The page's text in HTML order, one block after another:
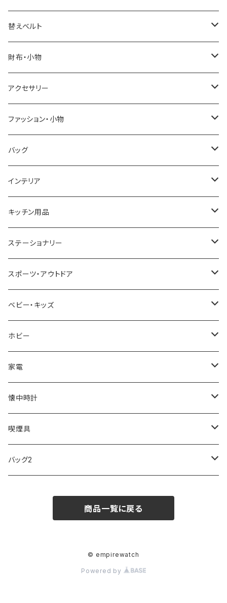
ELGIN
SALVATORE MARRA
CASIO
GRANDEUR
COGU
GAGA MILANO
CACTUS
TIMEX
NIXON
AVALANCHE
ORIENT
ZEPPELIN
SKAGEN
FOOTBALL WATCHES
ARCA FUTURA
替えベルト
COACH
DANIEL WELLINGTON
LACOSTE
DIESEL
MICHAEL KORS
NO BRAND
財布・小物
SONNE
DUCT
TRANSNUMBER
SAAMA HOMME
ARNOLD PALMER
MICHAEL KORS
DIESEL
ALV
Merge
ETTINGER
COACH
BVLGARI
VANQUISH
アクセサリー
GUCCI
TIFFANY&CO
FOLLI FOLLIE
POLICE
PAUL HEWITT
22designstudio
BOTTEGA VENETA
EMPORIO ARMANI
CALVIN KLEIN
DANIEL WELLINGTON
SWAROVSKI
VIVIENNE WESTWOOD
ファッション・小物
DAKS
栃木レザー
NIKE
DUNHILL
NEWYORKER
OROBIANCO
Ellese
COLEMAN
MONTBLANC
Fashion Accessory Cllection
ISLAND
バッグ
MANHATTAN PORTAGE
United HOMME
RODANIA
BEAMZSQUARE
BLAZER CLUB
ANDY HAWARD
G GUSTO
GULLWING
LESPORTSAC
PRADA
インテリア
CRYSTOCRAFT
SEIKO
CITIZEN
BRAUN
RHYTHM
BLOSSOM
MONDAINE
MAWA
その他
キッチン用品
I'mD
Helios
VALENTINO VISCANI
ステーショナリー
LAMY
WATERMAN
PARKER
PELIKAN
CROSS
MONTBLANC
SWAROVSKI
スポーツ・アウトドア
Trangia
Barebones
FEUERHAND
CASIO
ベビー・キッズ
ふわりぃ
ERGO BABY
ホビー
その他
AMOS
OMMIX
COACH
家電
CREATE
TORAY
OMRON
SPICE OF LIFE
懐中時計
MONDAINE
喫煙具
ZIPPO
TSUBOTA PEARL
バッグ2
商品一覧に戻る
© empirewatch
Powered by